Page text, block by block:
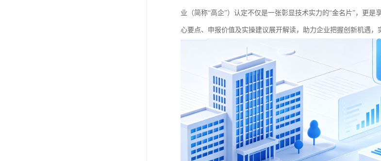
业（简称“高企”）认定不仅是一张彰显技术实力的“金名片”，更
心要点、申报价值及实操建议展开解读，助力企业把握创新机遇，